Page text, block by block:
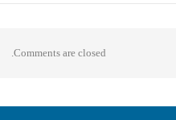
Comments are closed.